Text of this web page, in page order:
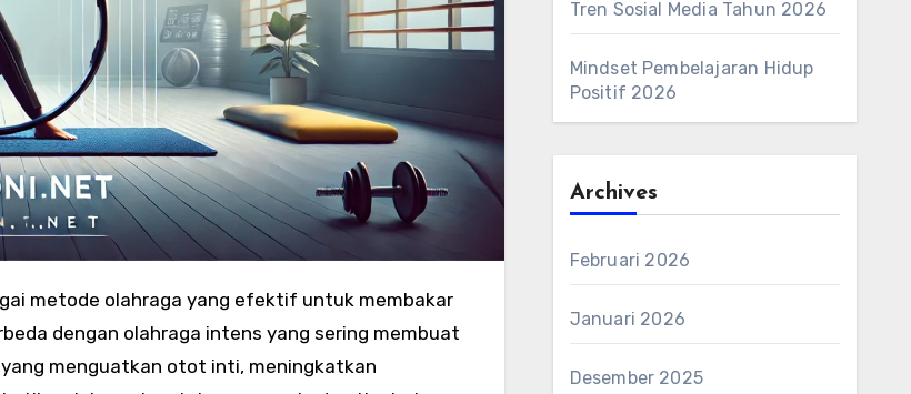
metode olahraga yang efektif untuk membakar
dengan olahraga intens yang sering membuat
menguatkan otot inti, meningkatkan
Tren Sosial Media Tahun 2026
Mindset Pembelajaran Hidup
Positif 2026
Archives
Februari 2026
Januari 2026
Desember 2025